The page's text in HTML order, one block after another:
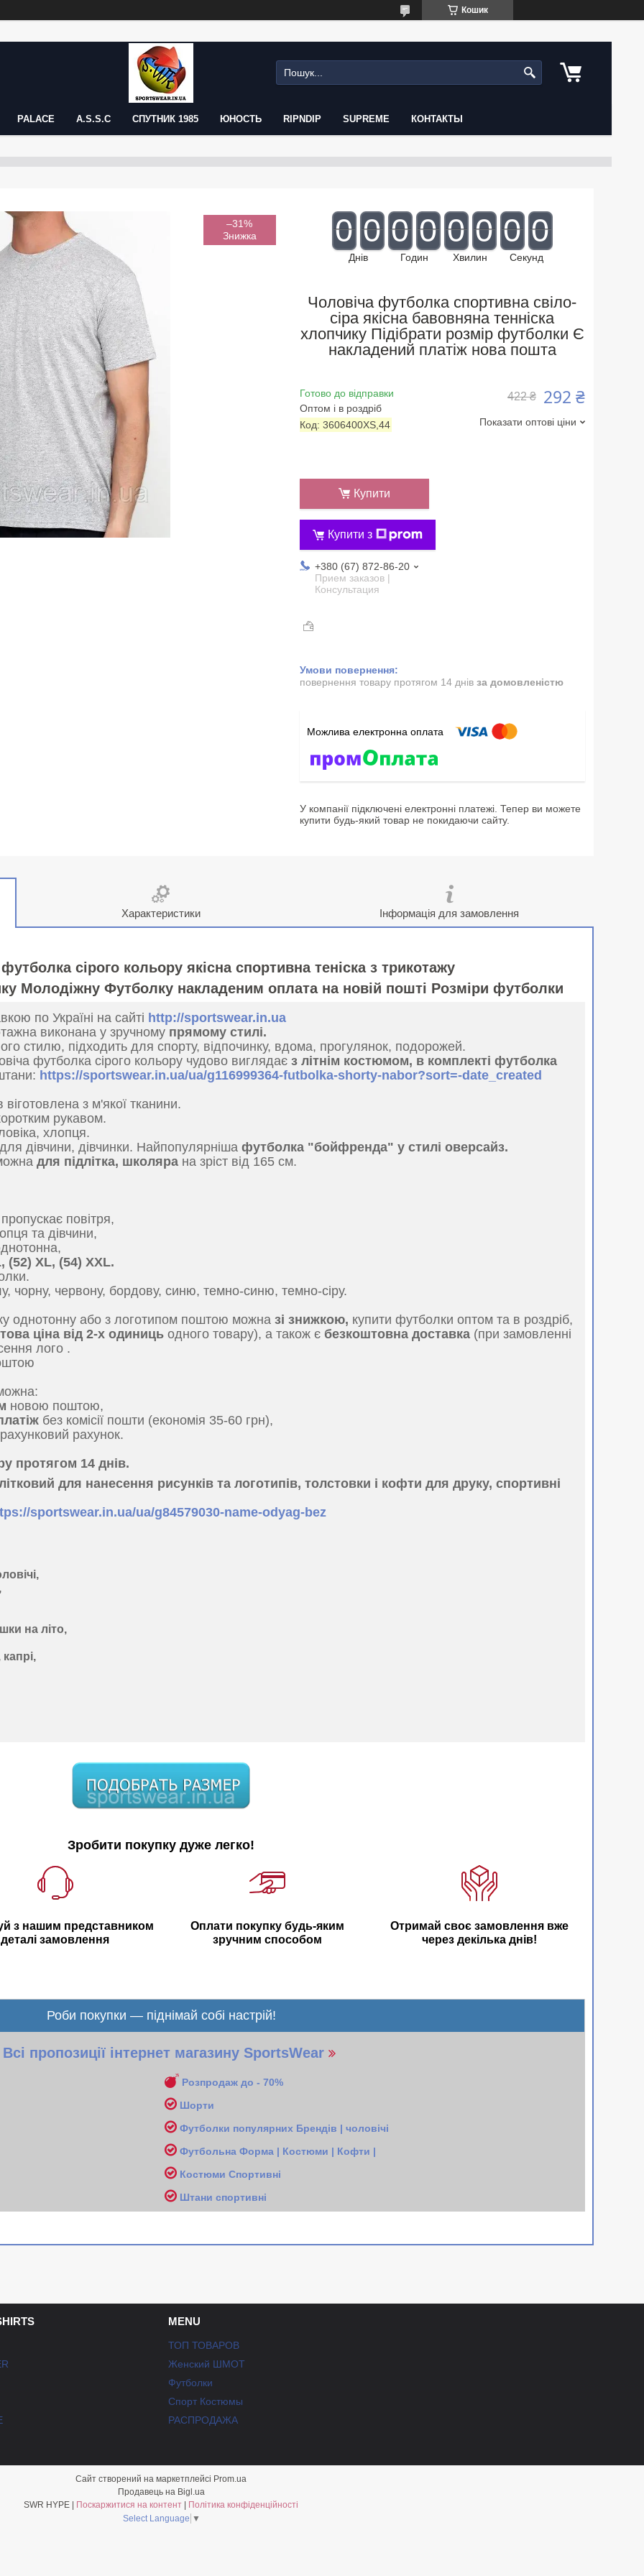
Кошик
PALACE A.S.S.C СПУТНИК 1985 ЮНОСТЬ RIPNDIP SUPREME КОНТАКТЫ
–31% 0 0
Днів
0 0
Годин
0 0
Хвилин
0 0
Секунд
Чоловіча футболка спортивна свіло-
сіра якісна бавовняна тенніска
хлопчику Підібрати розмір футболки Є
накладений платіж нова пошта
Готово до відправки
Оптом і в роздріб
Код: 3606400XS,44
422 ₴ 292 ₴
Показати оптові ціни
Купити
Купити з
+380 (67) 872-86-20
Прием заказов |
Консультация
повернення товару протягом 14 днів за домовленістю
У компанії підключені електронні платежі. Тепер ви можете
купити будь-який товар не покидаючи сайту.
Характеристики Інформація для замовлення
сірого кольору якісна спортивна теніска з трикотажу
Молодіжну Футболку накладеним оплата на новій пошті Розміри футболки
по Україні на сайті http://sportswear.in.ua
виконана у зручному прямому стилі.
стилю, підходить для спорту, відпочинку, вдома, прогулянок, подорожей.
футболка сірого кольору чудово виглядає з літнім костюмом, в комплекті футболка
https://sportswear.in.ua/ua/g116999364-futbolka-shorty-nabor?sort=-date_created
з м'якої тканини.
рукавом.
хлопця.
дівчини, дівчинки. Найпопулярніша футболка "бойфренда" у стилі оверсайз.
для підлітка, школяра на зріст від 165 см.
повітря,
та дівчини,
(52) XL, (54) ХХL.
чорну, червону, бордову, синю, темно-синю, темно-сіру.
однотонну або з логотипом поштою можна зі знижкою, купити футболки оптом та в роздріб,
ціна від 2-х одиниць одного товару), а також є безкоштовна доставка (при замовленні
лого .
новою поштою,
без комісії пошти (економія 35-60 грн),
рахунок.
протягом 14 днів.
для нанесення рисунків та логотипів, толстовки і кофти для друку, спортивні
sportswear.in.ua/ua/g84579030-name-odyag-bez
на літо,
Зробити покупку дуже легко!
з нашим представником
деталі замовлення
Оплати покупку будь-яким
зручним способом
Отримай своє замовлення вже
через декілька днів!
Роби покупки — піднімай собі настрій!
Всі пропозиції інтернет магазину SportsWear
Розпродаж до - 70%
Шорти
Футболки популярних Брендів | чоловічі
Футбольна Форма | Костюми | Кофти |
Костюми Спортивні
Штани спортивні
MENU
ТОП ТОВАРОВ
Женский ШМОТ
Футболки
Спорт Костюмы
РАСПРОДАЖА
Сайт створений на маркетплейсі Prom.ua
Продавець на Bigl.ua
Поскаржитися на контент
Політика конфіденційності
Select Language ▼